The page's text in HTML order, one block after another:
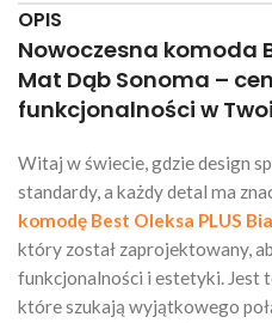
OPIS
Nowoczesna komoda
Mat Dąb Sonoma –
funkcjonalności w
Witaj w świecie, gdzie design
standardy, a każdy detal ma
komodę Best Oleksa PLUS
który został zaprojektowany,
funkcjonalności i estetyki. Jest
które szukają wyjątkowego